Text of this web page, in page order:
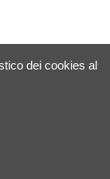
dei cookies al